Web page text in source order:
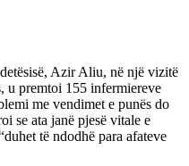
Azir Aliu, në një vizitë
u premtoi 155 infermiereve
me vendimet e punës do
se ata janë pjesë vitale e
të ndodhë para afateve